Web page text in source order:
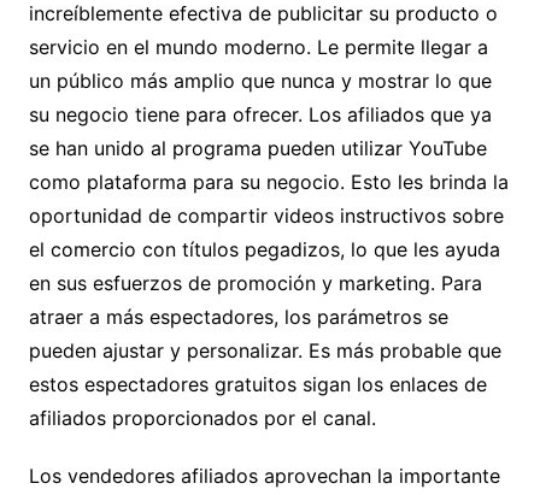
increíblemente efectiva de publicitar su producto o
servicio en el mundo moderno. Le permite llegar a
un público más amplio que nunca y mostrar lo que
su negocio tiene para ofrecer. Los afiliados que ya
se han unido al programa pueden utilizar YouTube
como plataforma para su negocio. Esto les brinda la
oportunidad de compartir videos instructivos sobre
el comercio con títulos pegadizos, lo que les ayuda
en sus esfuerzos de promoción y marketing. Para
atraer a más espectadores, los parámetros se
pueden ajustar y personalizar. Es más probable que
estos espectadores gratuitos sigan los enlaces de
afiliados proporcionados por el canal.
Los vendedores afiliados aprovechan la importante